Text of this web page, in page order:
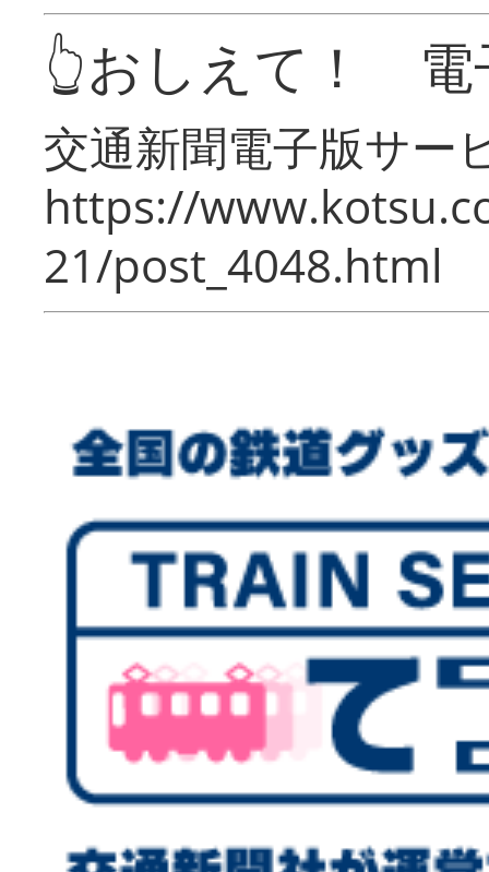
👆おしえて！ 電
交通新聞電子版サー
https://
21/post_4048.html